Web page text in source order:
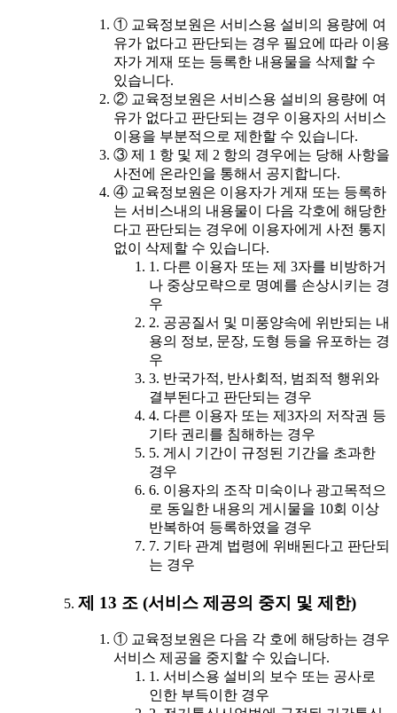
① 교육정보원은 서비스용 설비의 용량에 여
유가 없다고 판단되는 경우 필요에 따라 이용
자가 게재 또는 등록한 내용물을 삭제할 수
있습니다.
② 교육정보원은 서비스용 설비의 용량에 여
유가 없다고 판단되는 경우 이용자의 서비스
이용을 부분적으로 제한할 수 있습니다.
③ 제 1 항 및 제 2 항의 경우에는 당해 사항을
사전에 온라인을 통해서 공지합니다.
④ 교육정보원은 이용자가 게재 또는 등록하
는 서비스내의 내용물이 다음 각호에 해당한
다고 판단되는 경우에 이용자에게 사전 통지
없이 삭제할 수 있습니다.
1. 다른 이용자 또는 제 3자를 비방하거
나 중상모략으로 명예를 손상시키는 경
우
2. 공공질서 및 미풍양속에 위반되는 내
용의 정보, 문장, 도형 등을 유포하는 경
우
3. 반국가적, 반사회적, 범죄적 행위와
결부된다고 판단되는 경우
4. 다른 이용자 또는 제3자의 저작권 등
기타 권리를 침해하는 경우
5. 게시 기간이 규정된 기간을 초과한
경우
6. 이용자의 조작 미숙이나 광고목적으
로 동일한 내용의 게시물을 10회 이상
반복하여 등록하였을 경우
7. 기타 관계 법령에 위배된다고 판단되
는 경우
제 13 조 (서비스 제공의 중지 및 제한)
① 교육정보원은 다음 각 호에 해당하는 경우
서비스 제공을 중지할 수 있습니다.
1. 서비스용 설비의 보수 또는 공사로
인한 부득이한 경우